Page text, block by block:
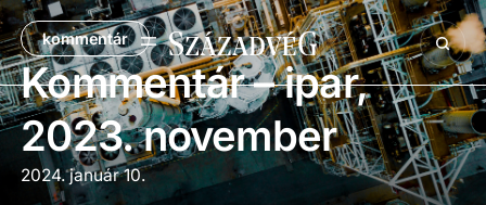
kommentár
Kommentár – ipar,
2023. november
2024. január 10.